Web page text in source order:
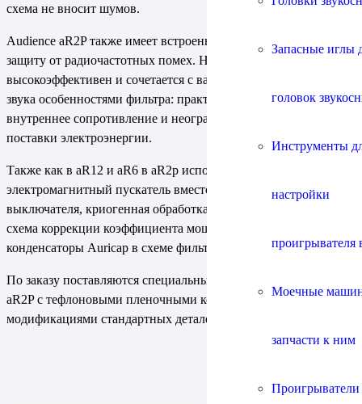
Запасные иглы
головок
Инструменты
настройки
проигрывателя
Моечные
запчасти к ним
схема не вносит шумов.
Audience aR2P также имеет встроенную широкополосную
защиту от радиочастотных помех. Набор защитных функций
высокоэффективен и сочетается с важнейшими для качеством
звука особенностями фильтра: практически нулевое
внутреннее сопротивление и неограниченная динамика
поставки электроэнергии.
Также как в aR12 и aR6 в aR2p используются
электромагнитный пускатель вместо обычного ненадежного
выключателя, криогенная обработка токонесущих частей,
схема коррекции коэффициента мощности и отборные
конденсаторы Auricap в схеме фильтрации.
По заказу поставляются специальные версии AdeptResponse
aR2P с тефлоновыми пленочными конденсаторами и другими
модификациями стандартных деталей.